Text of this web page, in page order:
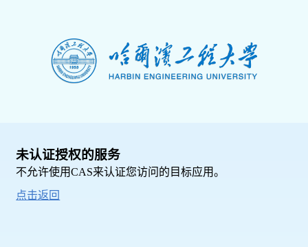
未认证授权的服务
不允许使用CAS来认证您访问的目标应用。
点击返回